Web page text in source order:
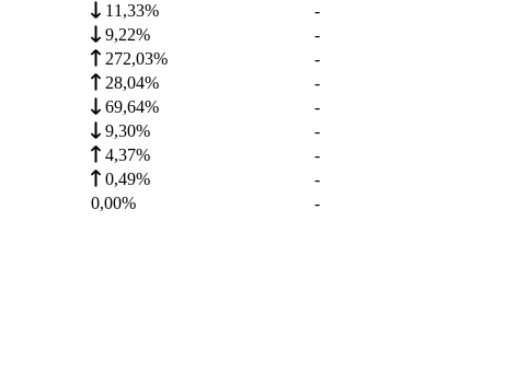
11,33%
-
9,22%
-
272,03%
-
28,04%
-
69,64%
-
9,30%
-
4,37%
-
0,49%
-
0,00% -